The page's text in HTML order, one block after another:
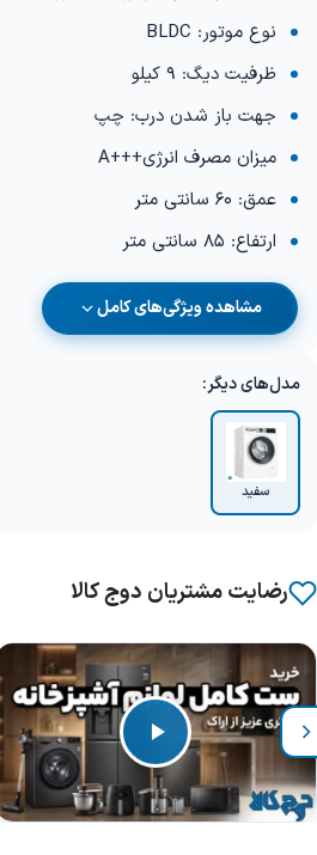
نوع موتور: BLDC
ظرفیت دیگ: 9 کیلو
جهت باز شدن درب: چپ
میزان مصرف انرژی+++A
عمق: 60 سانتی متر
ارتفاع: 85 سانتی متر
مشاهده ویژگی‌های کامل
مدل‌های دیگر:
سفید
رضایت مشتریان دوج کالا